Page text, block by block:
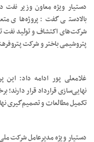
دستیار ویژه معاون وزیر نفت
بالادستی گفت: پروژه‌های
شرکت‌های اکتشاف و تولید
پتروشیمی باختر و شرکت
غلامعلی پور ادامه داد: این
نهایی‌سازی قرارداد قرار
تکمیل مطالعات و تصمیم‌گیری
دستیار ویژه مدیرعامل شرکت